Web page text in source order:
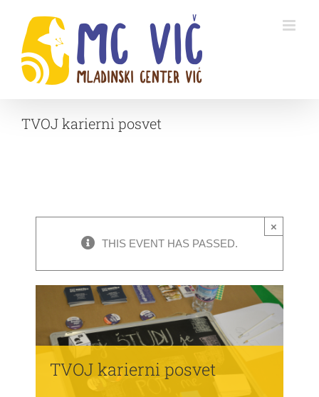
content
TVOJ karierni posvet
×
THIS EVENT HAS PASSED.
TVOJ karierni posvet